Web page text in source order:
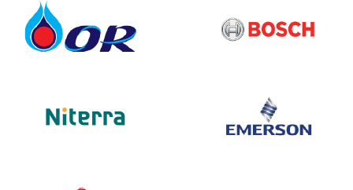
ปลอดภัย ส่งเสริมให้พนักงานกล้าหยุดงานเมื่อพบความไม่
ปลอดภัย มีการทบทวนและเรียนรู้จากอุบัติเหตุหรือเหตุ
เกือบพลาดรถกระเช้าอาจเป็นเพียงอุปกรณ์หนึ่ง แต่
ไม่ใช่เรื่องไกลตัว และไม่ใช่ภาระเพิ่มเติม แต่เป็นพื้นฐานของ
การทำงานที่มีคุณภาพและยั่งยืน การฝึกอบรมที่เหมาะสม
การตรวจสอบอุปกรณ์ การปฏิบัติตามคู่มือ และการเตรียม